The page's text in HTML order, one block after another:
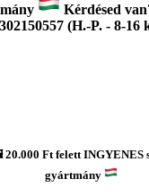
Kérdésed
(H.-P. - 8-16
20.000 Ft felett
gyártmány